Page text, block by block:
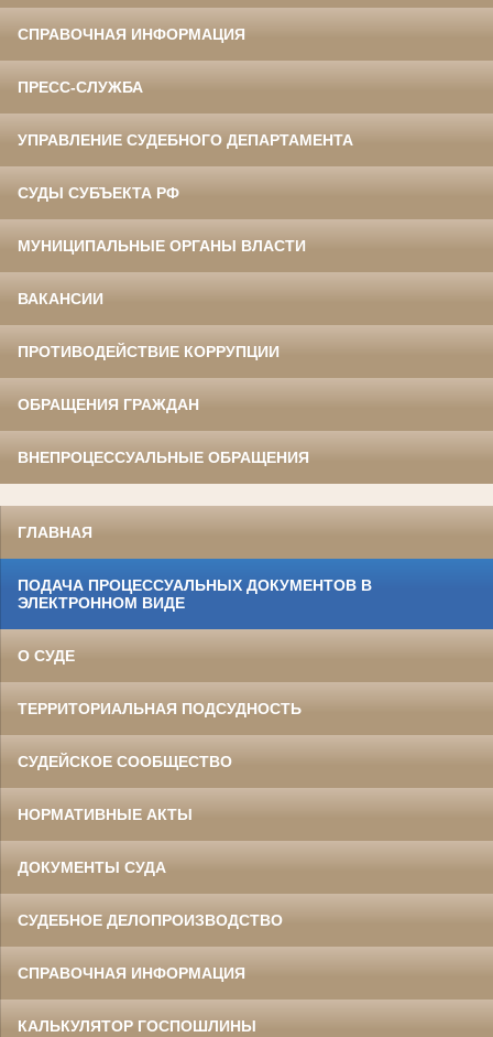
СПРАВОЧНАЯ ИНФОРМАЦИЯ
ПРЕСС-СЛУЖБА
УПРАВЛЕНИЕ СУДЕБНОГО ДЕПАРТАМЕНТА
СУДЫ СУБЪЕКТА РФ
МУНИЦИПАЛЬНЫЕ ОРГАНЫ ВЛАСТИ
ВАКАНСИИ
ПРОТИВОДЕЙСТВИЕ КОРРУПЦИИ
ОБРАЩЕНИЯ ГРАЖДАН
ВНЕПРОЦЕССУАЛЬНЫЕ ОБРАЩЕНИЯ
ГЛАВНАЯ
ПОДАЧА ПРОЦЕССУАЛЬНЫХ ДОКУМЕНТОВ В
ЭЛЕКТРОННОМ ВИДЕ
О СУДЕ
ТЕРРИТОРИАЛЬНАЯ ПОДСУДНОСТЬ
СУДЕЙСКОЕ СООБЩЕСТВО
НОРМАТИВНЫЕ АКТЫ
ДОКУМЕНТЫ СУДА
СУДЕБНОЕ ДЕЛОПРОИЗВОДСТВО
СПРАВОЧНАЯ ИНФОРМАЦИЯ
КАЛЬКУЛЯТОР ГОСПОШЛИНЫ